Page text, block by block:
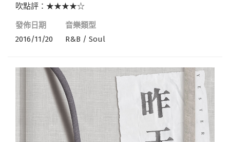
吹點評：★★★★☆
發佈日期
2016/11/20
音樂類型
R&B / Soul